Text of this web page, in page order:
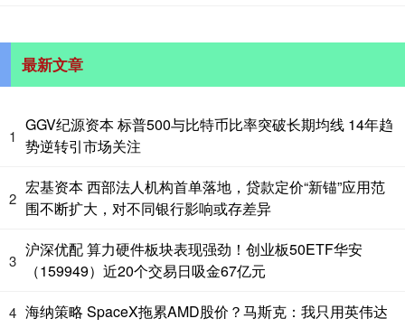
最新文章
1
GGV纪源资本 标普500与比特币比率突破长期均线 14年趋
势逆转引市场关注
2
宏基资本 西部法人机构首单落地，贷款定价“新锚”应用范
围不断扩大，对不同银行影响或存差异
3
沪深优配 算力硬件板块表现强劲！创业板50ETF华安
（159949）近20个交易日吸金67亿元
4 海纳策略 SpaceX拖累AMD股价？马斯克：我只用英伟达